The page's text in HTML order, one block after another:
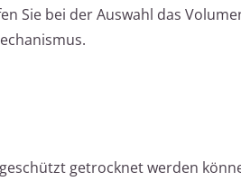
Sie bei der Auswahl das
getrocknet werden